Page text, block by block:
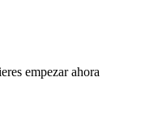
empezar ahora